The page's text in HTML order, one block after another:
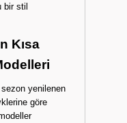
bir stil
Kısa
yenilenen
göre